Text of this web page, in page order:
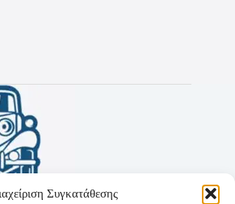
Συγκατάθεσης